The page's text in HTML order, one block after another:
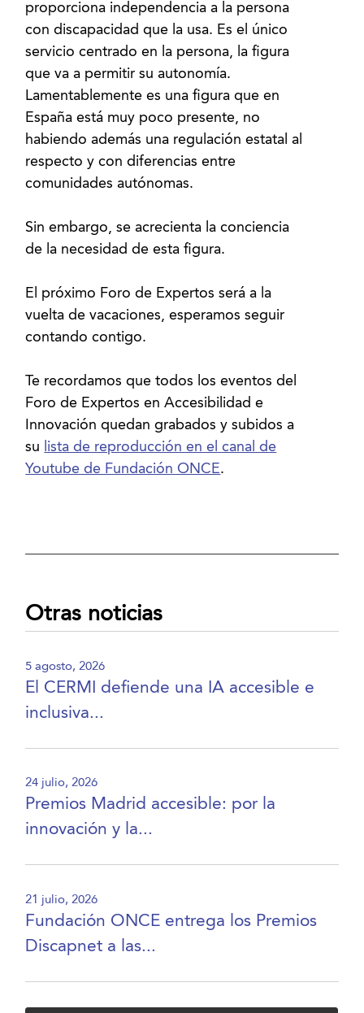
proporciona independencia a la persona
con discapacidad que la usa. Es el único
servicio centrado en la persona, la figura
que va a permitir su autonomía.
Lamentablemente es una figura que en
España está muy poco presente, no
habiendo además una regulación estatal al
respecto y con diferencias entre
comunidades autónomas.
Sin embargo, se acrecienta la conciencia
de la necesidad de esta figura.
El próximo Foro de Expertos será a la
vuelta de vacaciones, esperamos seguir
contando contigo.
Te recordamos que todos los eventos del
Foro de Expertos en Accesibilidad e
Innovación quedan grabados y subidos a
su
lista de reproducción en el canal de
Youtube de Fundación ONCE.
Otras noticias
5 agosto, 2026
El CERMI defiende una IA accesible e
inclusiva...
24 julio, 2026
Premios Madrid accesible: por la
innovación y la...
21 julio, 2026
Fundación ONCE entrega los Premios
Discapnet a las...